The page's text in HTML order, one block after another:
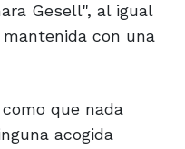
Gesell", al igual
con una
que nada
acogida